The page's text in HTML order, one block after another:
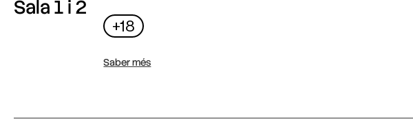
Sala 1 i 2
+18
Saber més